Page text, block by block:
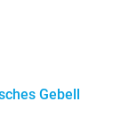
Gebell